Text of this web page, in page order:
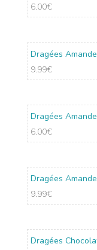
6.00€
Dragées
9.99€
Dragées
6.00€
Dragées
9.99€
Dragées